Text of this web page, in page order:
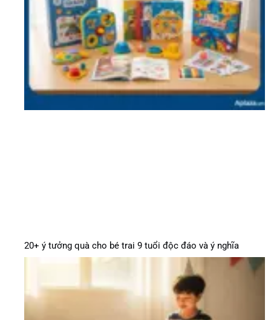
20+ ý tưởng quà cho bé trai 9 tuổi độc đáo và ý nghĩa